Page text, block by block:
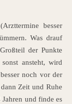
besser
Was drauf
der Punkte
ansteht, wird
noch vor der
Zeit und Ruhe
und finde es